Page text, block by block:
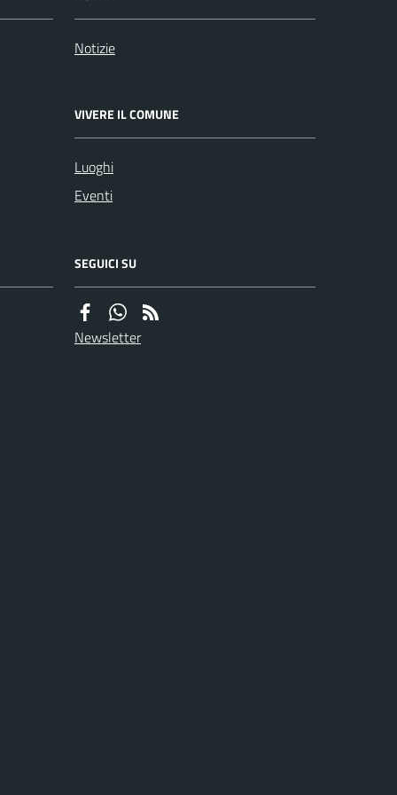
Notizie
VIVERE IL COMUNE
Luoghi
Eventi
SEGUICI SU
Newsletter